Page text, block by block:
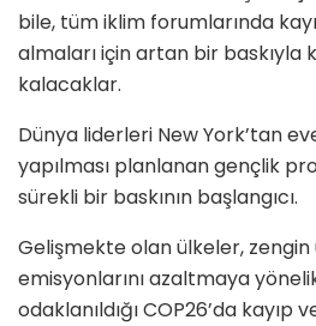
bile, tüm iklim forumlarında
almaları için artan bir baskıyla
kalacaklar.
Dünya liderleri New York’tan
yapılması planlanan gençlik
sürekli bir baskının başlangıcı.
Gelişmekte olan ülkeler, zengin
emisyonlarını azaltmaya
odaklanıldığı COP26’da